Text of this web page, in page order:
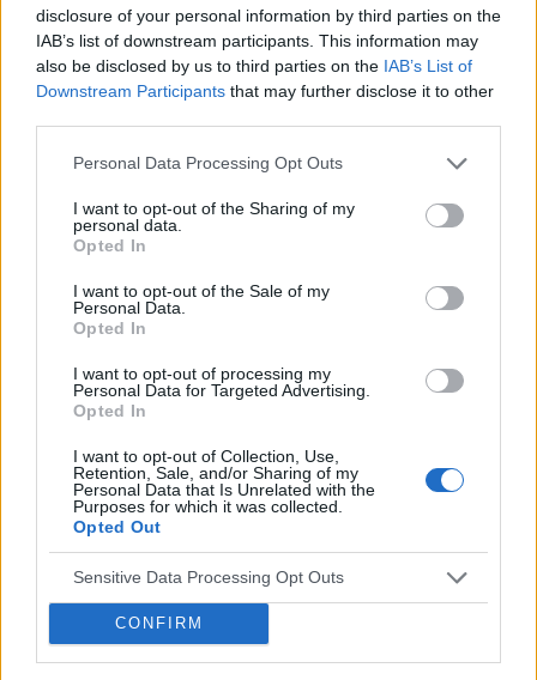
disclosure of your personal information by third parties on the
IAB’s list of downstream participants. This information may
also be disclosed by us to third parties on the IAB’s List of
Downstream Participants that may further disclose it to other
Personal Data Processing Opt Outs
I want to opt-out of the Sharing of my
personal data.
Opted In
I want to opt-out of the Sale of my
Personal Data.
Opted In
I want to opt-out of processing my
Personal Data for Targeted Advertising.
Opted In
I want to opt-out of Collection, Use,
Retention, Sale, and/or Sharing of my
Personal Data that Is Unrelated with the
Purposes for which it was collected.
Opted Out
Sensitive Data Processing Opt Outs
CONFIRM
która nie wywołała okresu a następnie plastry
systen 50 i ponownie luteinę, które również
okresu nie wywołały. Plastry odklejały się.
Miałam wykonane badania hormonalne i
Forum: Ginekologia - forum dla rodziny i
pacjentki
Cześć, Z różnymi infekcjami intymnymi
zmagałam sie prawie dwa lata. Po długich
leczeniach udało mi sie z tego wyjść. Jednakze
mam zaczerwienienia w bruzdach między
wargowych. Posiewy są czyste. Lekarka
bogatoplytkowe w te miejsca. Może któraś z
Was miala wykonywany tali zabieg i moze cos o
nim wiecej sie wypowiedzieć. Będę wdzięczna
pacjentki
POWIĄZANE
Tematy przezierność karkowa
ropień gruczołu bartholina opryszczka